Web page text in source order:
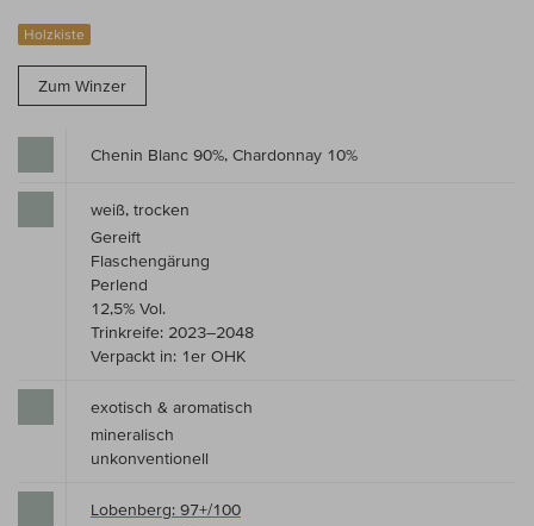
Holzkiste
Zum Winzer
Chenin Blanc 90%, Chardonnay 10%
weiß, trocken
Gereift
Flaschengärung
Perlend
12,5% Vol.
Trinkreife: 2023–2048
Verpackt in: 1er OHK
exotisch & aromatisch
mineralisch
unkonventionell
Lobenberg: 97+/100